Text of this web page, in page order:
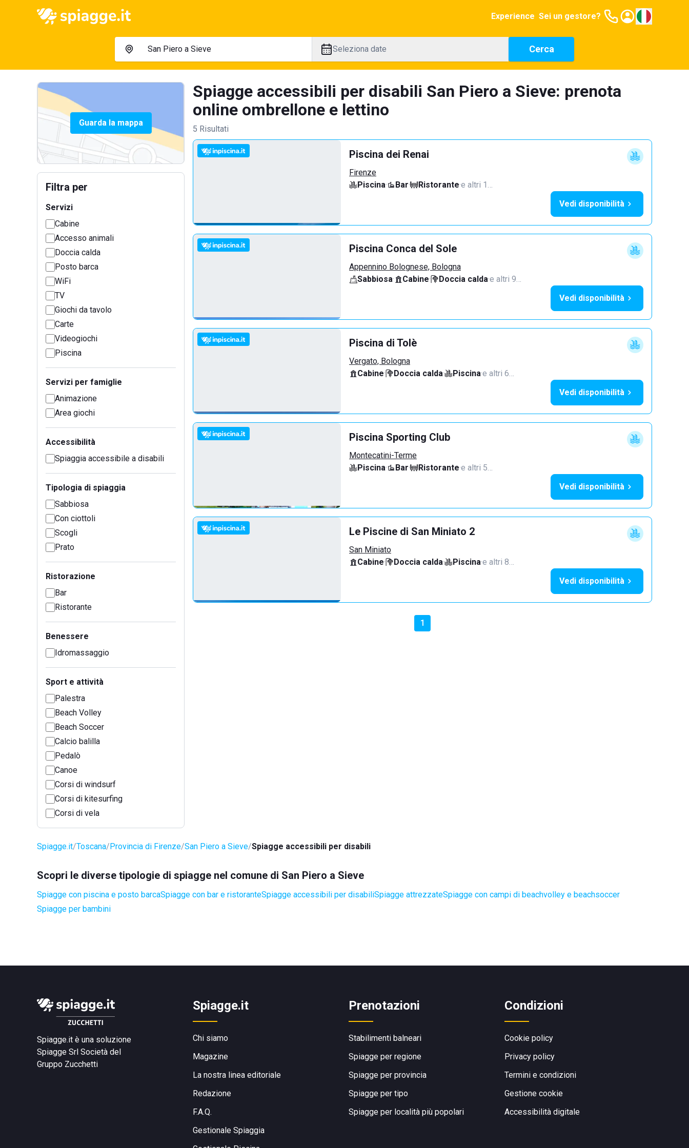
Experience Sei un gestore?
Seleziona date Cerca
Guarda la mappa
Filtra per
Servizi
Cabine
Accesso animali
Doccia calda
Posto barca
WiFi
TV
Giochi da tavolo
Carte
Videogiochi
Piscina
Servizi per famiglie
Animazione
Area giochi
Accessibilità
Spiaggia accessibile a disabili
Tipologia di spiaggia
Sabbiosa
Con ciottoli
Scogli
Prato
Ristorazione
Bar
Ristorante
Benessere
Idromassaggio
Sport e attività
Palestra
Beach Volley
Beach Soccer
Calcio balilla
Pedalò
Canoe
Corsi di windsurf
Corsi di kitesurfing
Corsi di vela
Spiagge accessibili per disabili San Piero a Sieve: prenota
online ombrellone e lettino
5 Risultati
Piscina dei Renai
Firenze
Piscina· Bar· Ristorante·e altri 1…
Vedi disponibilità
Piscina Conca del Sole
Appennino Bolognese, Bologna
Sabbiosa· Cabine· Doccia calda·e altri 9…
Vedi disponibilità
Piscina di Tolè
Vergato, Bologna
Cabine· Doccia calda· Piscina·e altri 6…
Vedi disponibilità
Piscina Sporting Club
Montecatini-Terme
Piscina· Bar· Ristorante·e altri 5…
Vedi disponibilità
Le Piscine di San Miniato 2
San Miniato
Cabine· Doccia calda· Piscina·e altri 8…
Vedi disponibilità
1
Spiagge.it Toscana Provincia di Firenze San Piero a Sieve Spiagge accessibili per disabili
Scopri le diverse tipologie di spiagge nel comune di San Piero a Sieve
Spiagge con piscina e posto barcaSpiagge con bar e ristoranteSpiagge accessibili per disabiliSpiagge attrezzateSpiagge con campi di beachvolley e beachsoccer
Spiagge per bambini
Spiagge.it è una soluzione
Spiagge Srl Società del
Gruppo Zucchetti
Spiagge.it
Chi siamo
Magazine
La nostra linea editoriale
Redazione
F.A.Q.
Gestionale Spiaggia
Prenotazioni
Stabilimenti balneari
Spiagge per regione
Spiagge per provincia
Spiagge per tipo
Spiagge per località più popolari
Condizioni
Cookie policy
Privacy policy
Termini e condizioni
Gestione cookie
Accessibilità digitale